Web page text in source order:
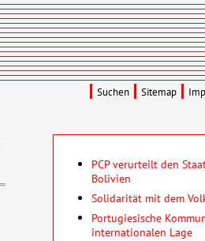
PCP verurteilt den
Bolivien
Solidarität mit dem
Portugiesische
internationalen Lage
Suchen Sitemap